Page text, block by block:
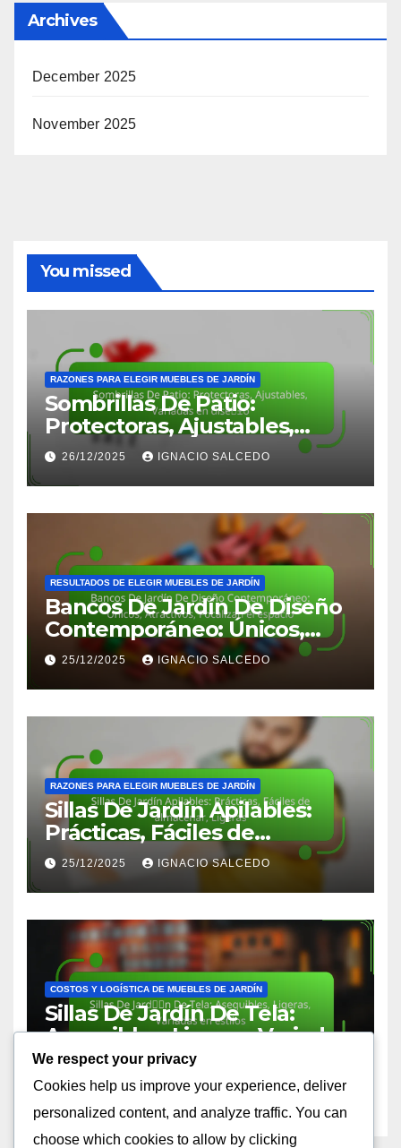
Archives
December 2025
November 2025
You missed
RAZONES PARA ELEGIR MUEBLES DE JARDÍN
Sombrillas De Patio:
Protectoras, Ajustables,
Variadas en diseño
26/12/2025 IGNACIO SALCEDO
RESULTADOS DE ELEGIR MUEBLES DE JARDÍN
Bancos De Jardín De Diseño
Contemporáneo: Únicos,
Atractivos, Focalizan el
espacio
25/12/2025 IGNACIO SALCEDO
RAZONES PARA ELEGIR MUEBLES DE JARDÍN
Sillas De Jardín Apilables:
Prácticas, Fáciles de
almacenar, Ligeras
25/12/2025 IGNACIO SALCEDO
COSTOS Y LOGÍSTICA DE MUEBLES DE JARDÍN
Sillas De Jardín De Tela:
Asequibles, Ligeras, Variadas
en estilos
24/12/2025 IGNACIO SALCEDO
We respect your privacy
Cookies help us improve your experience, deliver
personalized content, and analyze traffic. You can
choose which cookies to allow by clicking